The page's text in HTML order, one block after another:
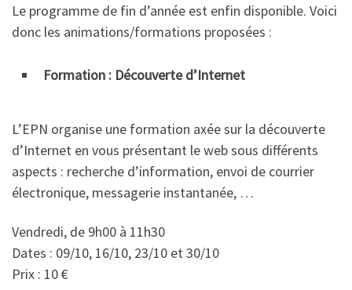
Le programme de fin d’année est enfin disponible. Voici
donc les animations/formations proposées :
Formation : Découverte d’Internet
L’EPN organise une formation axée sur la découverte
d’Internet en vous présentant le web sous différents
aspects : recherche d’information, envoi de courrier
électronique, messagerie instantanée, …
Vendredi, de 9h00 à 11h30
Dates : 09/10, 16/10, 23/10 et 30/10
Prix : 10 €